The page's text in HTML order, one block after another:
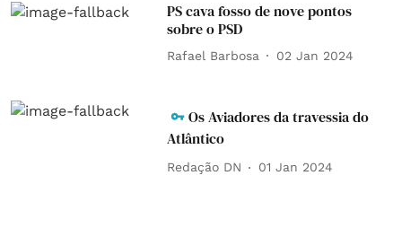
PS cava fosso de nove pontos
sobre o PSD
Rafael Barbosa 02 Jan 2024
Os Aviadores da travessia do
Atlântico
Redação DN 01 Jan 2024